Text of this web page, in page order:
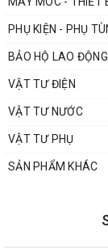
PHỤ KIỆN - PHỤ
BẢO HỘ LAO ĐỘNG
VẬT TƯ ĐIỆN
VẬT TƯ NƯỚC
VẬT TƯ PHỤ
SẢN PHẨM KHÁC